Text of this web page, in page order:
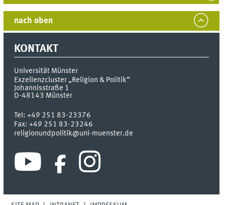
nach oben
KONTAKT
Universität Münster
Exzellenzcluster „Religion & Politik“
Johannisstraße 1
D-48143 Münster
Tel:+49 251 83-23376
Fax:+49 251 83-23246
religionundpolitik@uni-muenster.de